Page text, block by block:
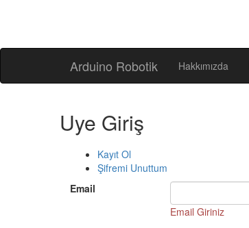
Arduino Robotik Hakkımızda
Uye Giriş
Kayıt Ol
Şifremi Unuttum
Email
Email Giriniz